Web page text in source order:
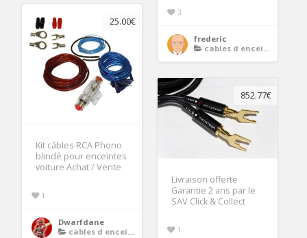
3
frederic
cables d enceintes
25.00€
Kit câbles RCA Phono
blindé pour enceintes
voiture Achat / Vente
1
Dwarfdane
cables d enceintes
852.77€
Livraison offerte
Garantie 2 ans par le
SAV Click & Collect
1